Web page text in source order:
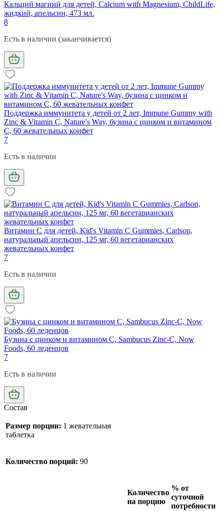
Кальций магний для детей, Calcium with Magnesium, ChildLife,
жидкий, апельсин, 473 мл.
8
Есть в наличии (заканчивается)
Поддержка иммунитета у детей от 2 лет, Immune Gummy with
Zinc & Vitamin C, Nature's Way, бузина с цинком и витамином
C, 60 жевательных конфет
7
Есть в наличии
Витамин С для детей, Kid's Vitamin C Gummies, Carlson,
натуральный апельсин, 125 мг, 60 вегетарианских
жевательных конфет
7
Есть в наличии
Бузина с цинком и витамином С, Sambucus Zinc-C, Now
Foods, 60 леденцов
7
Есть в наличии
Состав
Размер порции: 1 жевательная
таблетка
Количество порций: 90
Количество
на порцию
% от
суточной
потребности